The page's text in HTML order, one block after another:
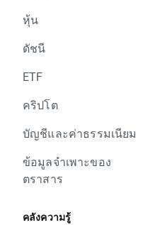
หุ้น
ดัชนี
ETF
คริปโต
บัญชีและค่าธรรมเนียม
ข้อมูลจำเพาะของ
ตราสาร
คลังความรู้